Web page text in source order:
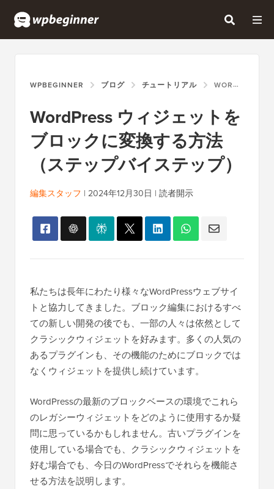
WPBEGINNER ブログ チュートリアル WORDPRESS ウィジェットをブロックに変換する方法（ステップバイステップ）
WordPress ウィジェットを
ブロックに変換する方法
（ステップバイステップ）
編集スタッフ | 2024年12月30日 | 読者開示
私たちは長年にわたり様々なWordPressウェブサイ
トと協力してきました。ブロック編集におけるすべ
ての新しい開発の後でも、一部の人々は依然として
クラシックウィジェットを好みます。多くの人気の
あるプラグインも、その機能のためにブロックでは
なくウィジェットを提供し続けています。
WordPressの最新のブロックベースの環境でこれら
のレガシーウィジェットをどのように使用するか疑
問に思っているかもしれません。古いプラグインを
使用している場合でも、クラシックウィジェットを
好む場合でも、今日のWordPressでそれらを機能さ
せる方法を説明します。